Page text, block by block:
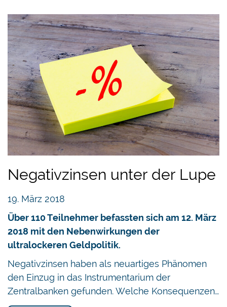
Negativzinsen unter der Lupe
19. März 2018
Über 110 Teilnehmer befassten sich am 12. März
2018 mit den Nebenwirkungen der
ultralockeren Geldpolitik.
Negativzinsen haben als neuartiges Phänomen
den Einzug in das Instrumentarium der
Zentralbanken gefunden. Welche Konsequenzen…